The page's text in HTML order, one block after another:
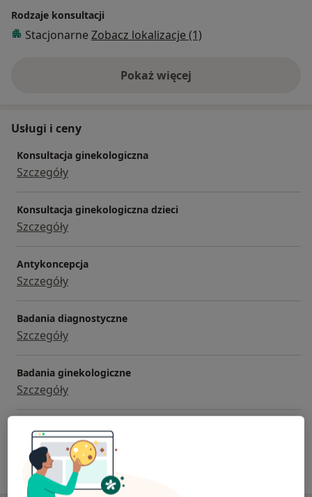
Rodzaje konsultacji
Stacjonarne Zobacz lokalizacje (1)
Pokaż więcejo doświadczeniu
Usługi i ceny
Konsultacja ginekologiczna
Szczegóły
Konsultacja ginekologiczna dzieci
Szczegóły
Antykoncepcja
Szczegóły
Badania diagnostyczne
Szczegóły
Badania ginekologiczne
Szczegóły
W jaki sposób ustalane są ceny?